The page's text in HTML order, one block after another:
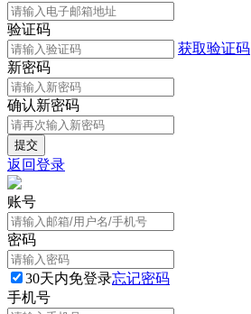
验证码
获取验证码
新密码
确认新密码
返回登录
账号
密码
30天内免登录忘记密码
手机号